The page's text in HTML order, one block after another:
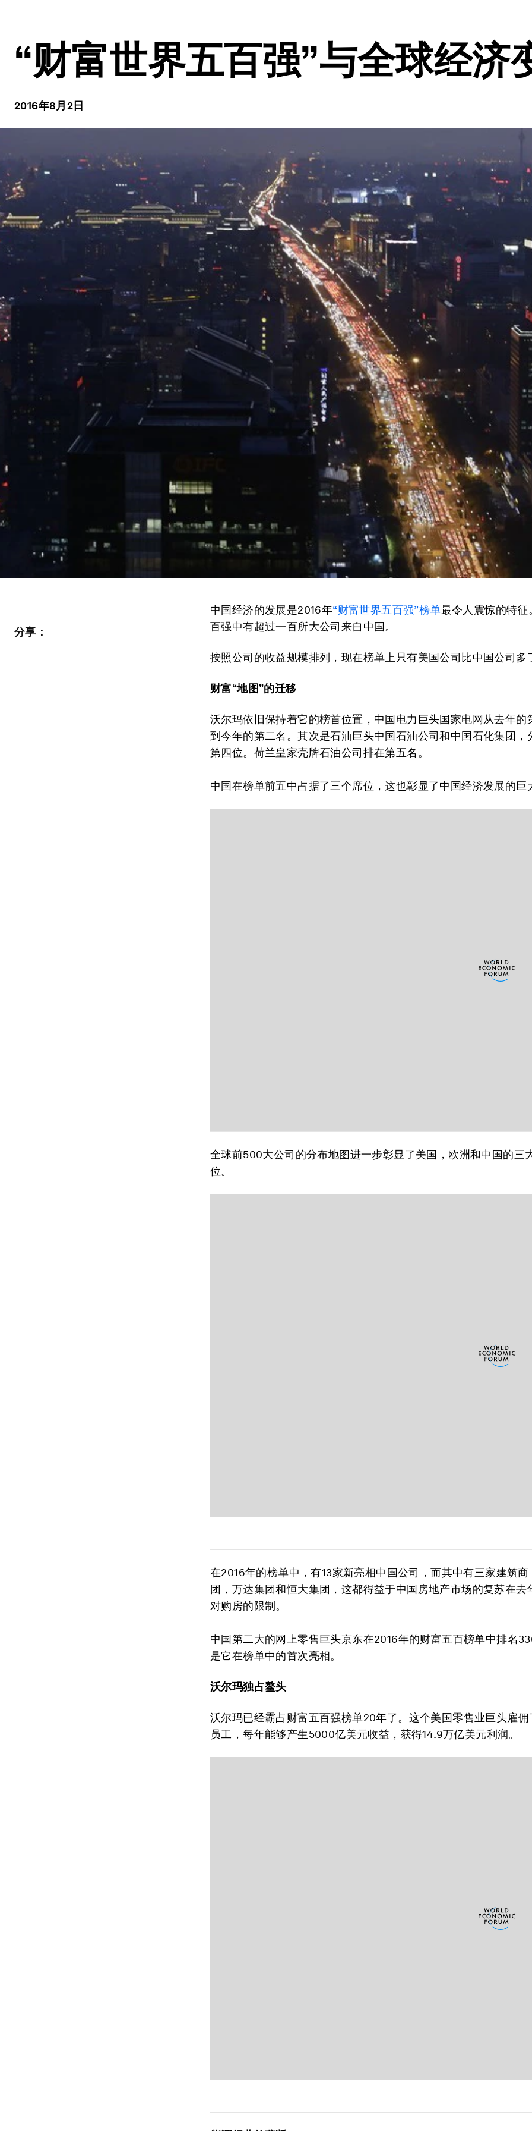
“财富世界五百强”与全球经济
2016年8月2日
分享：
中国经济的发展是2016年“财富世界五百强”榜单最令人震惊的特征
百强中有超过一百所大公司来自中国。
按照公司的收益规模排列，现在榜单上只有美国公司比中国公司多
财富“地图”的迁移
沃尔玛依旧保持着它的榜首位置，中国电力巨头国家电网从去年的
到今年的第二名。其次是石油巨头中国石油公司和中国石化集团，
第四位。荷兰皇家壳牌石油公司排在第五名。
中国在榜单前五中占据了三个席位，这也彰显了中国经济发展的巨
全球前500大公司的分布地图进一步彰显了美国，欧洲和中国的三
位。
在2016年的榜单中，有13家新亮相中国公司，而其中有三家建筑
团，万达集团和恒大集团，这都得益于中国房地产市场的复苏在去
对购房的限制。
中国第二大的网上零售巨头京东在2016年的财富五百榜单中排名
是它在榜单中的首次亮相。
沃尔玛独占鳌头
沃尔玛已经霸占财富五百强榜单20年了。这个美国零售业巨头雇
员工，每年能够产生5000亿美元收益，获得14.9万亿美元利润。